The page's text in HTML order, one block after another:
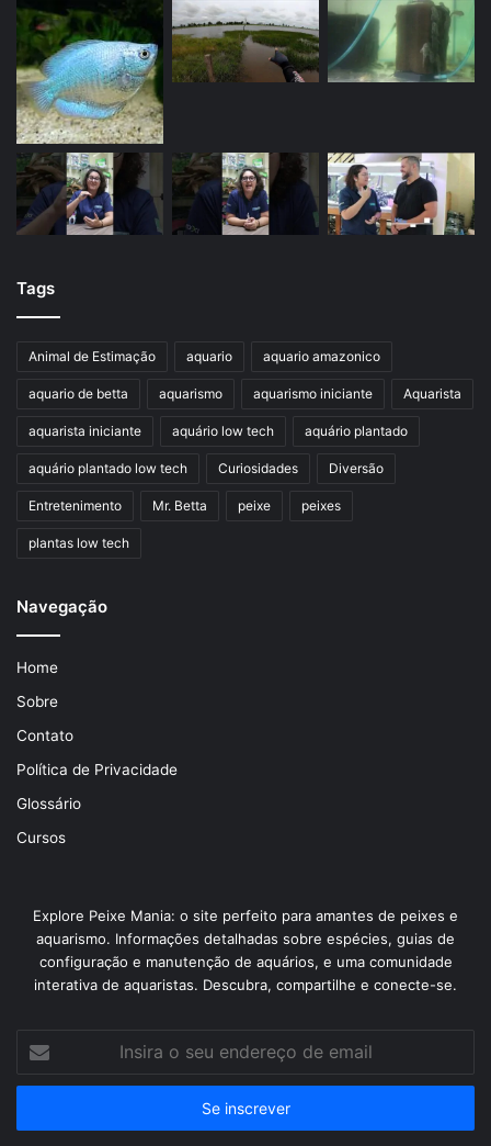
Tags
Animal de Estimação aquario aquario amazonico
aquario de betta aquarismo aquarismo iniciante Aquarista
aquarista iniciante aquário low tech aquário plantado
aquário plantado low tech Curiosidades Diversão
Entretenimento Mr. Betta peixe peixes
plantas low tech
Navegação
Home
Sobre
Contato
Política de Privacidade
Glossário
Cursos
Explore Peixe Mania: o site perfeito para amantes de peixes e
aquarismo. Informações detalhadas sobre espécies, guias de
configuração e manutenção de aquários, e uma comunidade
interativa de aquaristas. Descubra, compartilhe e conecte-se.
seu
de